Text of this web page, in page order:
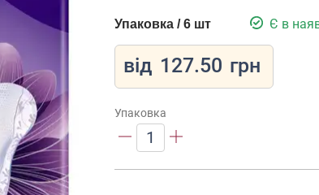
Упаковка / 6 шт Є в
від 127.50 грн
Упаковка
1